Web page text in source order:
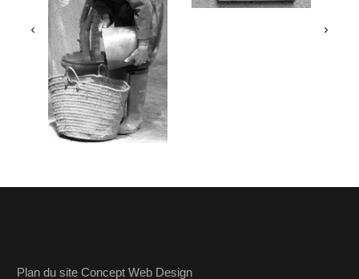
Plan du site Concept Web Design